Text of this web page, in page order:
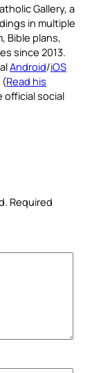
Gallery, a
in multiple
Bible plans,
since 2013.
Android/iOS
(Read his
official social
Required